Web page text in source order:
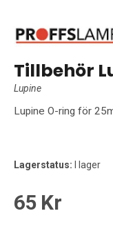
Tillbehör
Lupine
Lupine O-ring för
Lagerstatus: I lager
65 Kr